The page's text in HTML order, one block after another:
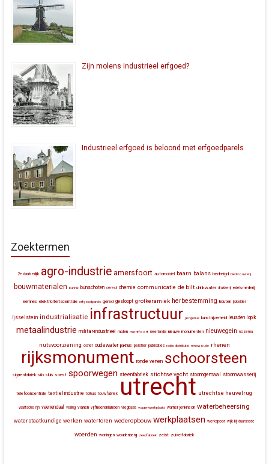
Zijn molens industrieel erfgoed?
Industrieel erfgoed is beloond met erfgoedparels
Zoektermen
2e daalsedijk agro-industrie amersfoort automobiel baarn balans bedreigd bierbrouwerij
bouwmaterialen bunnik bunschoten cereol chemie communicatie de bilt drinkwater drukkerij edelsmederij
eemnes elektriciteitscentrale erfgoedparels gered gesloopt grofkeramiek herbestemming houten ijskelder
ijsselstein industrialisatie infrastructuur jongerius kunstnijverheid leusden lopik
metaalindustrie militair-industrieel molen montfoort neerlandia nieuwe monumenten nieuwegein nozema
nutsvoorziening ocriet oudewater pakhuis peletier publicaties radiodistributie renswoude rhenen
rijksmonument ronde venen schoorsteen
sigarenfabriek silo sluis soest spoorwegen steenfabriek stichtse vecht stoomgemaal stoomwasserij
telefooncentrale textielindustrie tolhuis touwfabriek utrecht utrechtse heuvelrug
vaartsche rijn veenendaal veiling vianen vijfheerenlanden vliegbasis wagenwerkplaats warner jenkinson waterbeheersing
waterstaatkundige werken watertoren wederopbouw werkplaatsen werkspoor wijk bij duurstede
woerden woningen woudenberg zeepfabriek zeist zuivelfabriek